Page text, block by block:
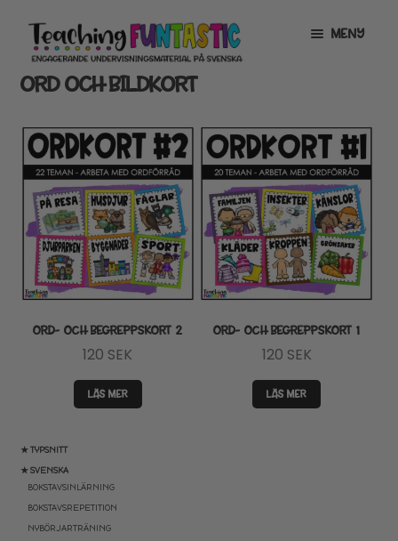
Hoppa
till
navigering
Gå
till
innehåll
MENY
INFO
MITT KONTO
GRATISMATERIAL
EXPANDERA
UNDERMENY
BUTIK
LICENSER
EXPANDERA
UNDERMENY
TIPSHÖRNAN
ORD OCH BILDKORT
★ TYPSNITT
★ SVENSKA
BOKSTAVSINLÄRNING
BOKSTAVSREPETITION
NYBÖRJARTRÄNING
ORD- OCH BEGREPPSKORT 2
120 SEK
LÄS MER
ORD- OCH BEGREPPSKORT 1
120 SEK
LÄS MER